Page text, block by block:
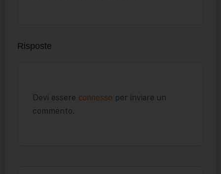
Risposte
Devi essere connesso per inviare un
commento.